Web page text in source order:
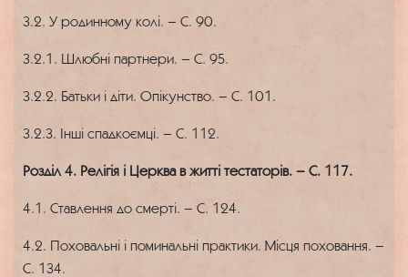
3.2. У родинному колі. – С. 90.
3.2.1. Шлюбні партнери. – С. 95.
3.2.2. Батьки і діти. Опікунство. – С. 101.
3.2.3. Інші спадкоємці. – С. 112.
Розділ 4. Релігія і Церква в житті тестаторів. – С. 117.
4.1. Ставлення до смерті. – С. 124.
4.2. Поховальні і поминальні практики. Місця поховання. –
С. 134.